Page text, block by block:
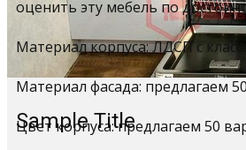
Sample Title
оценить эту мебель по
Материал корпуса: ЛДСП с
Материал фасада: предлагаем
Цвет корпуса: предлагаем 50